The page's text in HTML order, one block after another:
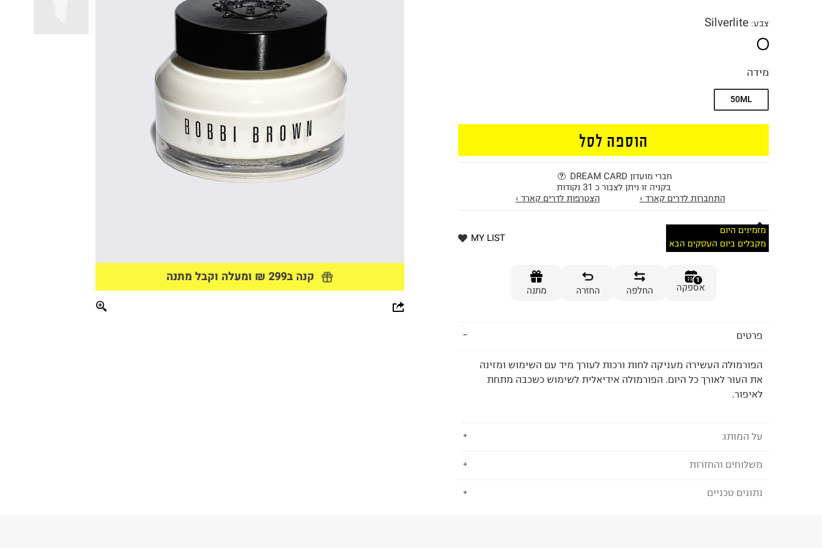
קנה ב299 ₪ ומעלה וקבל מתנה
צבע:
Silverlite
מידה
50ML
הוספה לסל
חברי מועדון DREAM CARD
בקניה זו ניתן לצבור כ 31 נקודות
התחברות לדרים קארד ›
הצטרפות לדרים קארד ›
מזמינים היום
מקבלים ביום העסקים הבא
MY LIST
1
אספקה החלפה החזרה מתנה
פרטים
הפורמולה העשירה מעניקה לחות ורכות לעורך מיד עם השימוש ומזינה
את העור לאורך כל היום. הפורמולה אידיאלית לשימוש כשכבה מתחת
לאיפור.
על המותג
BOBBI BROWN - בובי בראון
משלוחים והחזרות
לבחירת בשיטת המשלוח המתאימה לכם,
נתונים טכניים